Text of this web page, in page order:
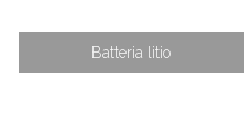
Batteria litio